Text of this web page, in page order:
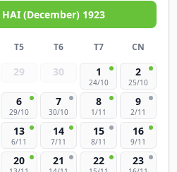
(December) 1923
T5 T6 T7 CN
29 30 1
24/10
2
25/10
6
29/10
7
30/10
8
1/11
9
2/11
13
6/11
14
7/11
15
8/11
16
9/11
20 21 22 23